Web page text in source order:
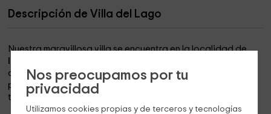
Nos preocupamos por tu
privacidad
Utilizamos cookies propias y de terceros y tecnologías
Descripción de Villa del Lago
Nuestra maravillosa villa se encuentra en la localidad de
construcción, la cual dispone de todo lo necesario para
pasar unos días agradables rodeados de naturaleza y
tranquilidad.